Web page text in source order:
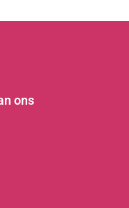
ons